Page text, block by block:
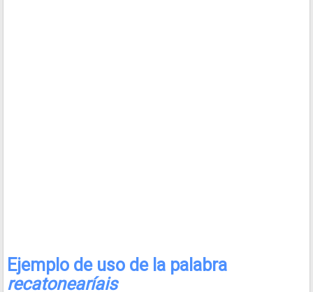
Ejemplo de uso de la palabra
recatonearíais